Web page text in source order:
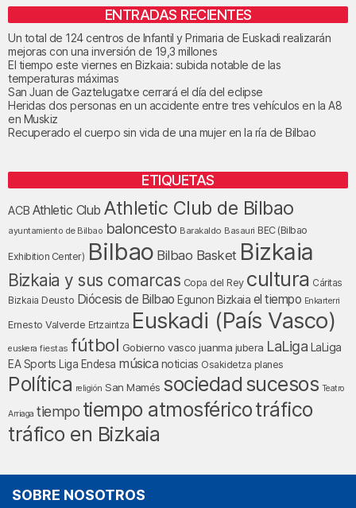
ENTRADAS RECIENTES
Un total de 124 centros de Infantil y Primaria de Euskadi realizarán
mejoras con una inversión de 19,3 millones
El tiempo este viernes en Bizkaia: subida notable de las
temperaturas máximas
San Juan de Gaztelugatxe cerrará el día del eclipse
Heridas dos personas en un accidente entre tres vehículos en la A8
en Muskiz
Recuperado el cuerpo sin vida de una mujer en la ría de Bilbao
ETIQUETAS
ACB Athletic Club Athletic Club de Bilbao
ayuntamiento de Bilbao baloncesto Barakaldo Basauri BEC (Bilbao
Exhibition Center) Bilbao Bilbao Basket Bizkaia
Bizkaia y sus comarcas Copa del Rey cultura Cáritas
Bizkaia Deusto Diócesis de Bilbao Egunon Bizkaia el tiempo Enkarterri
Ernesto Valverde Ertzaintza Euskadi (País Vasco)
euskera fiestas fútbol Gobierno vasco juanma jubera LaLiga LaLiga
EA Sports
Liga Endesa música noticias Osakidetza planes
Política religión San Mamés sociedad sucesos Teatro
Arriaga tiempo tiempo atmosféricotráfico
tráfico en Bizkaia
SOBRE NOSOTROS